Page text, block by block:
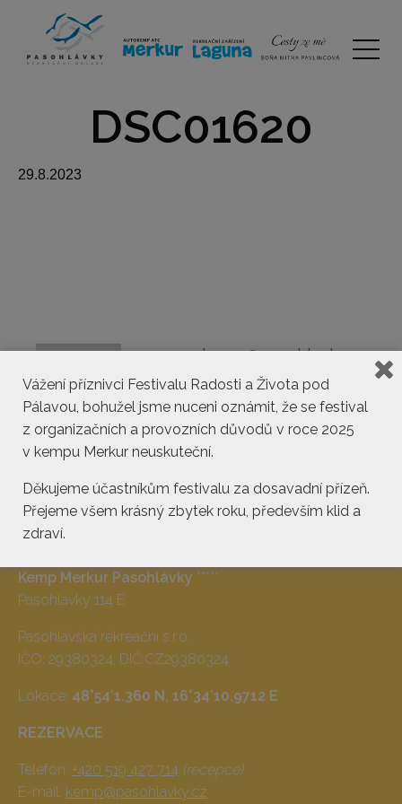
DSC01620
29.8.2023
kemp@pasohlavky.cz
Kemp Merkur Pasohlávky *****
Pasohlávky 114 E
Pasohlávská rekreační s.r.o.
IČO: 29380324, DIČ:CZ29380324
Lokace: 48°54’1.360 N, 16°34’10.9712 E
REZERVACE
Telefon: +420 519 427 714 (recepce)
E-mail: kemp@pasohlavky.cz
Vážení příznivci Festivalu Radosti a Života pod
Pálavou, bohužel jsme nuceni oznámit, že se festival
z organizačních a provozních důvodů v roce 2025
v kempu Merkur neuskuteční.
Děkujeme účastníkům festivalu za dosavadní přízeň.
Přejeme všem krásný zbytek roku, především klid a
zdraví.